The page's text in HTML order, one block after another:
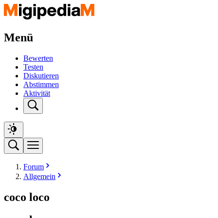
Menü
Bewerten
Testen
Diskutieren
Abstimmen
Aktivität
Forum
Allgemein
coco loco